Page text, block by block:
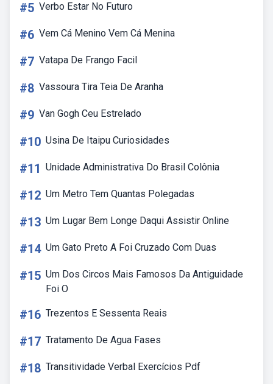
#5 Verbo Estar No Futuro
#6 Vem Cá Menino Vem Cá Menina
#7 Vatapa De Frango Facil
#8 Vassoura Tira Teia De Aranha
#9 Van Gogh Ceu Estrelado
#10 Usina De Itaipu Curiosidades
#11 Unidade Administrativa Do Brasil Colônia
#12 Um Metro Tem Quantas Polegadas
#13 Um Lugar Bem Longe Daqui Assistir Online
#14 Um Gato Preto A Foi Cruzado Com Duas
#15 Um Dos Circos Mais Famosos Da Antiguidade
Foi O
#16 Trezentos E Sessenta Reais
#17 Tratamento De Agua Fases
#18 Transitividade Verbal Exercícios Pdf